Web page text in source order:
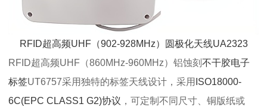
RFID超高频UHF（902-928MHz）圆极化天线UA2323
RFID超高频UHF（860MHz-960MHz）铝蚀刻 不干胶电子
标签UT6757采用独特的标签天线设计，采用 ISO18000-
6C(EPC CLASS1 G2)协议 ，可定制不同尺寸、铜版纸或